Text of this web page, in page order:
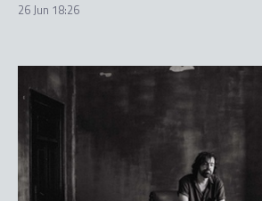
26 Jun 18:26